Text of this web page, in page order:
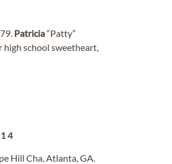
Patricia“Patty”
high school sweetheart,
Hill Cha, Atlanta, GA.